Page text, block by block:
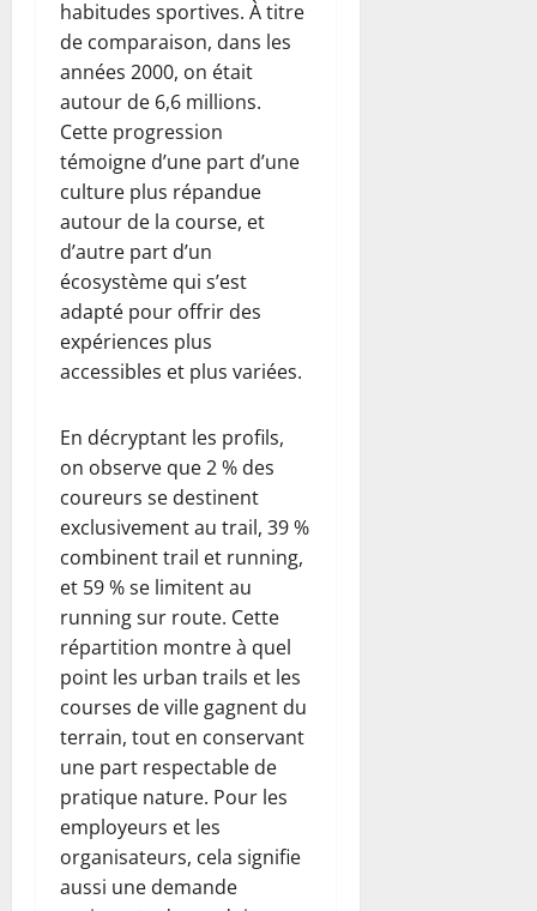
habitudes sportives. À titre
de comparaison, dans les
années 2000, on était
autour de 6,6 millions.
Cette progression
témoigne d’une part d’une
culture plus répandue
autour de la course, et
d’autre part d’un
écosystème qui s’est
adapté pour offrir des
expériences plus
accessibles et plus variées.
En décryptant les profils,
on observe que 2 % des
coureurs se destinent
exclusivement au trail, 39 %
combinent trail et running,
et 59 % se limitent au
running sur route. Cette
répartition montre à quel
point les urban trails et les
courses de ville gagnent du
terrain, tout en conservant
une part respectable de
pratique nature. Pour les
employeurs et les
organisateurs, cela signifie
aussi une demande